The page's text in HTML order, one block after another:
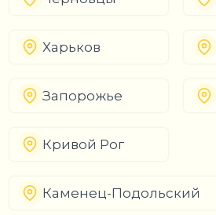
Харьков
Запорожье
Кривой Рог
Каменец-Подольский